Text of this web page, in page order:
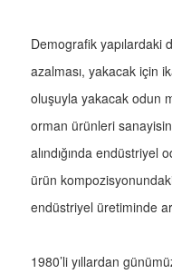
Demografik yapılardaki
azalması, yakacak için
oluşuyla yakacak odun
orman ürünleri
alındığında endüstriyel
ürün
endüstriyel üretiminde
1980’li yıllardan